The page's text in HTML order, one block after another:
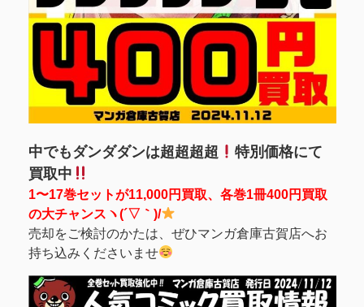
中でもダンダダンは超超超超
特別価格にて
買取中
1〜17巻セットが11,000円買取、各巻1冊400円買取
の大チャンスヽ(´▽｀)/
売却をご検討のかたは、ぜひマンガ倉庫古賀店へお
持ち込みくださいませ